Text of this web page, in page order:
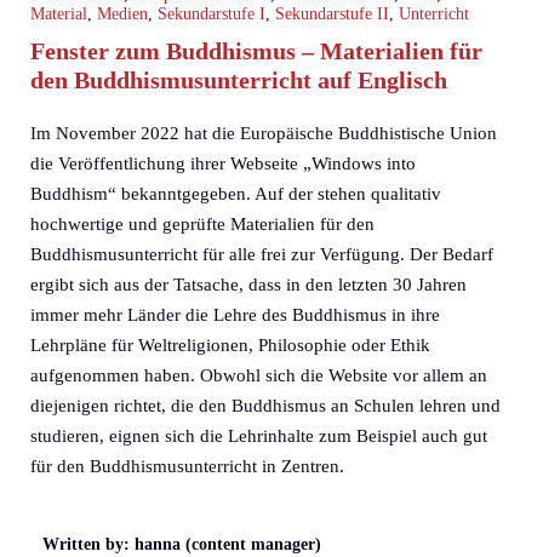
Material, Medien, Sekundarstufe I, Sekundarstufe II, Unterricht
Fenster zum Buddhismus – Materialien für
den Buddhismusunterricht auf Englisch
Im November 2022 hat die Europäische Buddhistische Union
die Veröffentlichung ihrer Webseite „Windows into
Buddhism“ bekanntgegeben. Auf der stehen qualitativ
hochwertige und geprüfte Materialien für den
Buddhismusunterricht für alle frei zur Verfügung. Der Bedarf
ergibt sich aus der Tatsache, dass in den letzten 30 Jahren
immer mehr Länder die Lehre des Buddhismus in ihre
Lehrpläne für Weltreligionen, Philosophie oder Ethik
aufgenommen haben. Obwohl sich die Website vor allem an
diejenigen richtet, die den Buddhismus an Schulen lehren und
studieren, eignen sich die Lehrinhalte zum Beispiel auch gut
für den Buddhismusunterricht in Zentren.
Written by: hanna (content manager)